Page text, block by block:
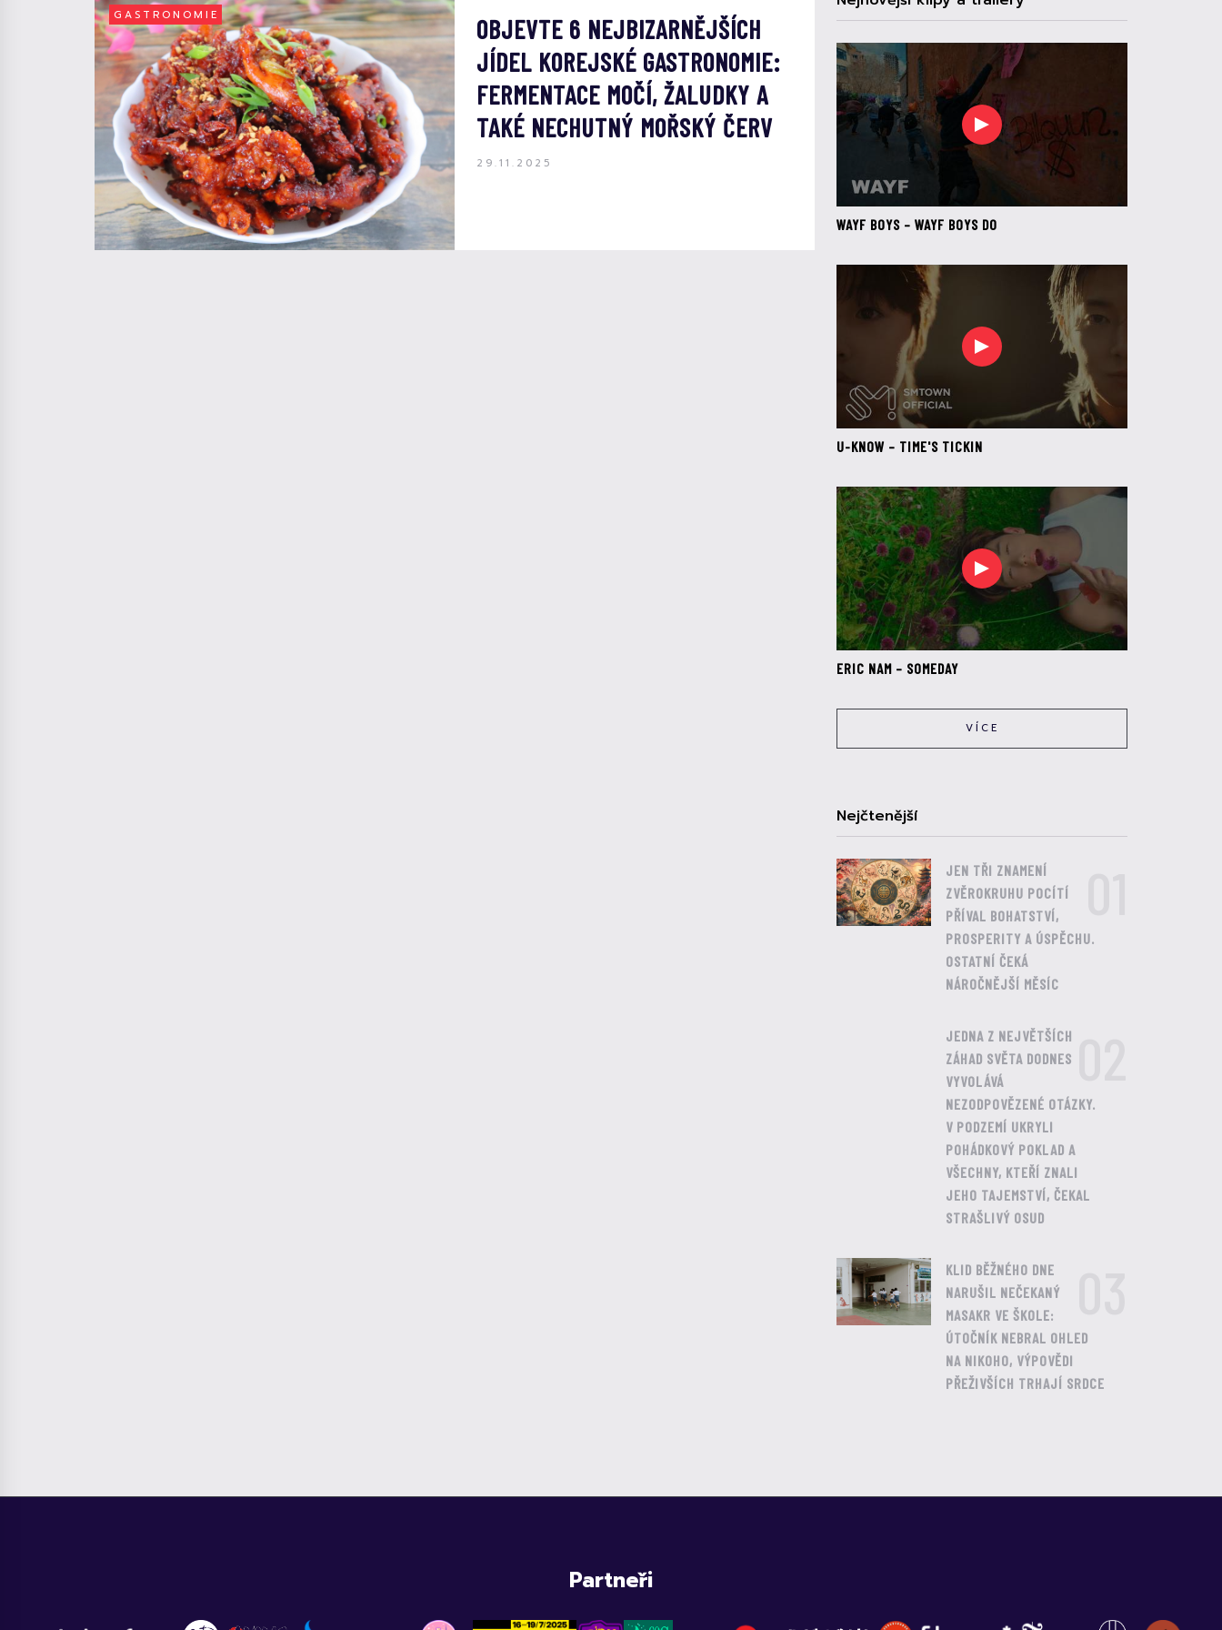
GASTRONOMIE
OBJEVTE 6 NEJBIZARNĚJŠÍCH
JÍDEL KOREJSKÉ GASTRONOMIE:
FERMENTACE MOČÍ, ŽALUDKY A
TAKÉ NECHUTNÝ MOŘSKÝ ČERV
29.11.2025
WAYF BOYS – WAYF BOYS DO
U-KNOW – TIME'S TICKIN
ERIC NAM – SOMEDAY
VÍCE
Nejčtenější
JEN TŘI ZNAMENÍ
ZVĚROKRUHU POCÍTÍ
PŘÍVAL BOHATSTVÍ,
PROSPERITY A ÚSPĚCHU.
OSTATNÍ ČEKÁ
NÁROČNĚJŠÍ MĚSÍC
JEDNA Z NEJVĚTŠÍCH
ZÁHAD SVĚTA DODNES
VYVOLÁVÁ
NEZODPOVĚZENÉ OTÁZKY.
V PODZEMÍ UKRYLI
POHÁDKOVÝ POKLAD A
VŠECHNY, KTEŘÍ ZNALI
JEHO TAJEMSTVÍ, ČEKAL
STRAŠLIVÝ OSUD
KLID BĚŽNÉHO DNE
NARUŠIL NEČEKANÝ
MASAKR VE ŠKOLE:
ÚTOČNÍK NEBRAL OHLED
NA NIKOHO, VÝPOVĚDI
PŘEŽIVŠÍCH TRHAJÍ SRDCE
Partneři